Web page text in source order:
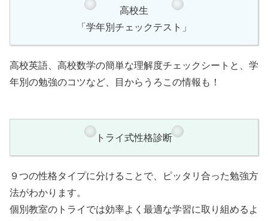
高校生
「学年別チェックテスト」
高校英語、高校数学の簡単な理解度チェックシートと、学
年別の勉強のコツなど、目からうろこの情報も！
トライ式性格診断
９つの性格タイプに分けることで、ピッタリ合った勉強方
法がわかります。
個別教室のトライでは効率よく最適な学習に取り組めるよ